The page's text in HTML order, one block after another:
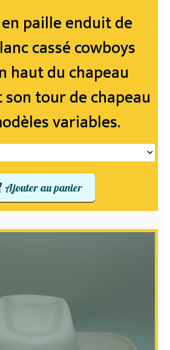
paille enduit de
cassé cowboys
haut du chapeau
tour de chapeau
variables.
Ajouter au panier